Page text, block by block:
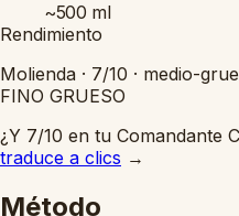
~500 ml
Rendimiento
Molienda · 7/10 · medio-
FINO GRUESO
¿Y 7/10 en tu Comandante
traduce a clics →
Método